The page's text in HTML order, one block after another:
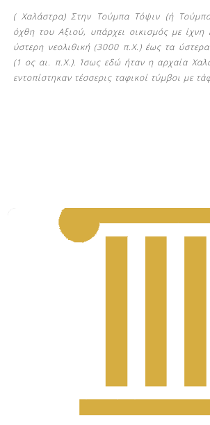
( Χαλάστρα) Στην Τούμπα Τόψιν (ή
όχθη του Αξιού, υπάρχει οικισμός με
ύστερη νεολιθική (3000 π.Χ.) έως τα ύστερα
(1 ος αι. π.Χ.). Ίσως εδώ ήταν η αρχαία
εντοπίστηκαν τέσσερις ταφικοί τύμβοι με